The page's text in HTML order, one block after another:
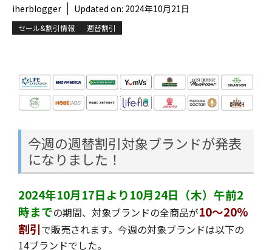
iherblogger Updated on: 2024年10月21日
セール&割引情報 週替割引
今週の週替割引対象ブランドが発表
になりました！
2024年10月17日より10月24日（木）午前2
時までの期間、対象ブランドの全商品が10～20%
割引で販売されます。今週の対象ブランドは以下の
14ブランドでした。